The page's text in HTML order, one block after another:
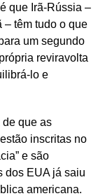
que Irã-Rússia –
– têm tudo o que
um segundo
reviravolta
lo e
que as
inscritas no
e são
dos EUA já saiu
americana.